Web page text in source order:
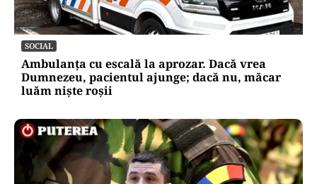
SOCIAL
Ambulanța cu escală la aprozar. Dacă vrea
Dumnezeu, pacientul ajunge; dacă nu, măcar
luăm niște roșii